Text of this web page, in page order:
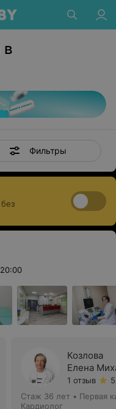
в
Фильтры
Козлова
Елена
1 отзыв
5
Стаж 36 лет • Первая
Кардиолог